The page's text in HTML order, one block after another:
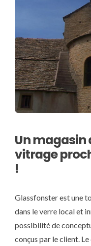
VITRAGE
Un magasin
vitrage
!
Glassfonster est une
dans le verre local et
possibilité de
conçus par le client.